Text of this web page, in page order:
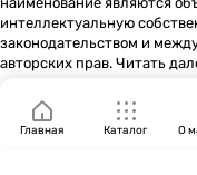
интеллектуальную
законодательством и
авторских прав. Читать
Главная Каталог О